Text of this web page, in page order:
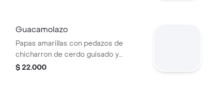
Guacamolazo
Papas amarillas con pedazos de
chicharron de cerdo guisado y
guacamole.
$ 22.000